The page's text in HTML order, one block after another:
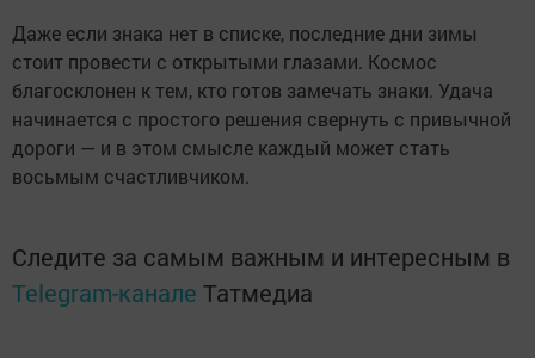
Даже если знака нет в списке, последние дни зимы
стоит провести с открытыми глазами. Космос
благосклонен к тем, кто готов замечать знаки. Удача
начинается с простого решения свернуть с привычной
дороги — и в этом смысле каждый может стать
восьмым счастливчиком.
Следите за самым важным и интересным в
Telegram-канале Татмедиа